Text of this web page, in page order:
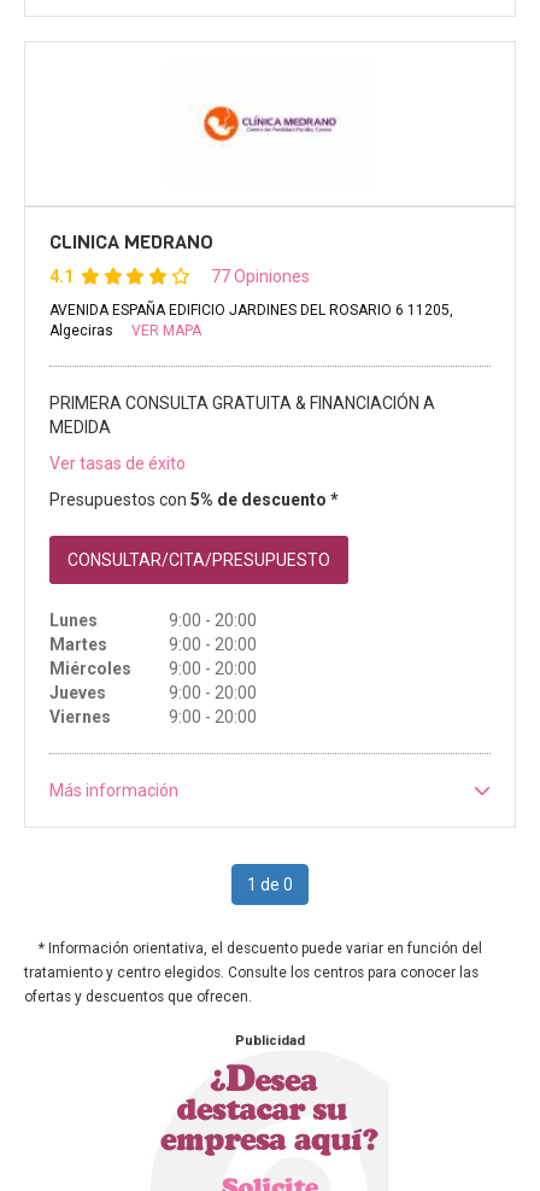
CLINICA MEDRANO
4.1 77 Opiniones
AVENIDA ESPAÑA EDIFICIO JARDINES DEL ROSARIO 6 11205,
Algeciras
VER MAPA
PRIMERA CONSULTA GRATUITA & FINANCIACIÓN A
MEDIDA
Ver tasas de éxito
Presupuestos con 5% de descuento *
CONSULTAR/CITA/PRESUPUESTO
Lunes
9:00 - 20:00
Martes
9:00 - 20:00
Miércoles
9:00 - 20:00
Jueves
9:00 - 20:00
Viernes
9:00 - 20:00
Más información
1 de 0
* Información orientativa, el descuento puede variar en función del
tratamiento y centro elegidos. Consulte los centros para conocer las
ofertas y descuentos que ofrecen.
Publicidad